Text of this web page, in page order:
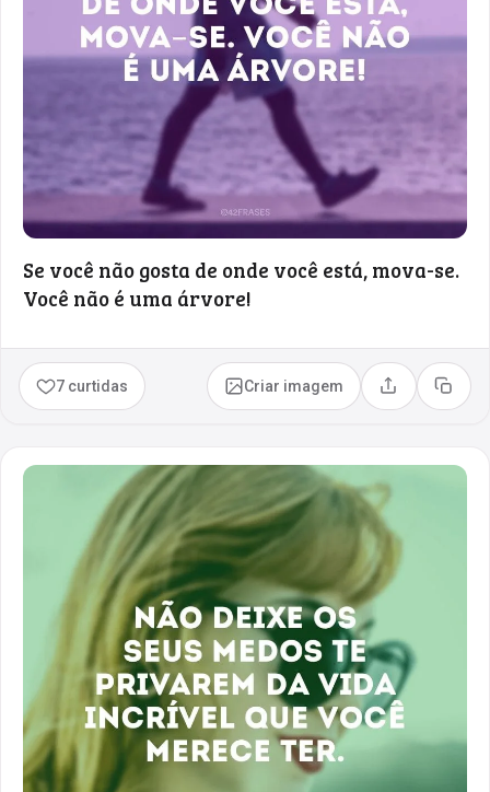
Se você não gosta de onde você está, mova-se.
Você não é uma árvore!
7 curtidas Criar imagem Compartilhar
Copiar